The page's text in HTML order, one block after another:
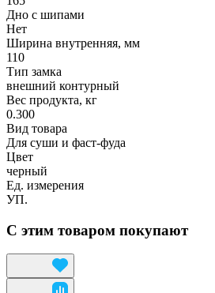
Дно с шипами
Нет
Ширина внутренняя, мм
110
Тип замка
внешний контурный
Вес продукта, кг
0.300
Вид товара
Для суши и фаст-фуда
Цвет
черный
Ед. измерения
УП.
С этим товаром покупают